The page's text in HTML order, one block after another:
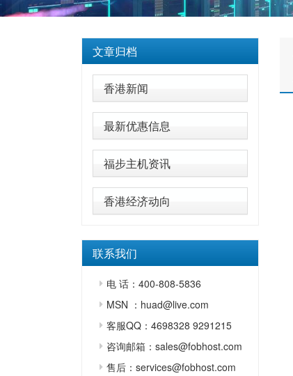
文章归档
香港新闻
最新优惠信息
福步主机资讯
香港经济动向
联系我们
电 话：400-808-5836
MSN ：huad@live.com
客服QQ：4698328 9291215
咨询邮箱：sales@fobhost.com
售后：services@fobhost.com